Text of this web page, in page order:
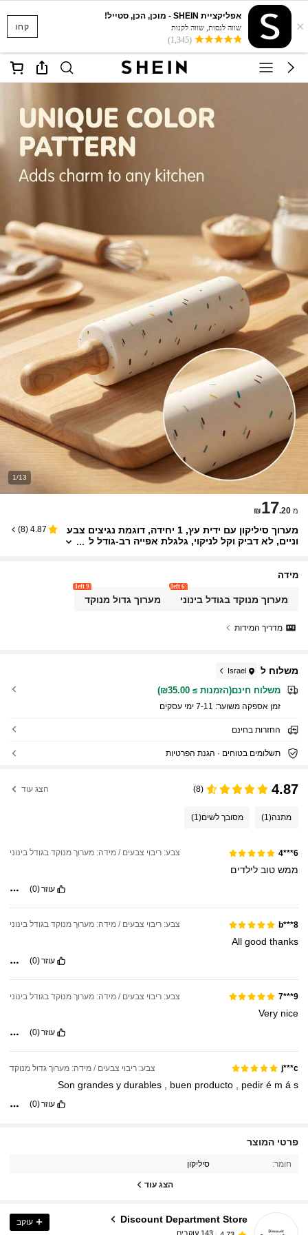
קחו ×
אפליקציית SHEIN - מוכן, הכן, סטייל!
שווה לנסות, שווה לקנות
(1,345)
1/13
מ ₪17.20
מערוך סיליקון עם ידית עץ, 1 יחידה, דוגמת נגיצים צבע
וניים, לא דביק וקל לניקוי, גלגלת אפייה רב-גודל ל
4.87
(
8
)
מידה
מערוך מנוקד בגודל בינוני
6 left
מערוך גדול מנוקד
9 left
מדריך המידות
משלוח ל Israel
משלוח חינם(הזמנות ≥ ₪35.00)
זמן אספקה ​​משוער: 7-11 ימי עסקים
החזרות בחינם
תשלומים בטוחים · הגנת הפרטיות
4.87
(8) הצג עוד
מתנה(1) מסובך לשים(1)
6***4 צבע: ריבוי צבעים / מידה: מערוך מנוקד בגודל בינוני
ממשטובלילדים
עוזר(0)
b***8 צבע: ריבוי צבעים / מידה: מערוך מנוקד בגודל בינוני
All good thanks
עוזר(0)
9***7 צבע: ריבוי צבעים / מידה: מערוך מנוקד בגודל בינוני
Very nice
עוזר(0)
j***c צבע: ריבוי צבעים / מידה: מערוך גדול מנוקד
Son grandes y durables buen producto pedir é m á s
עוזר(0)
פרטי המוצר
חומר: סיליקון
הצג עוד
Discount Department Store
143 עוקבים
עוקב